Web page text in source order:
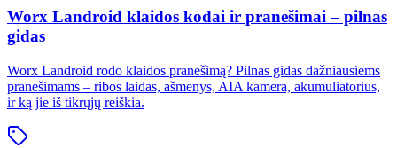
Worx Landroid klaidos kodai ir pranešimai – pilnas
gidas
Worx Landroid rodo klaidos pranešimą? Pilnas gidas dažniausiems
pranešimams – ribos laidas, ašmenys, AIA kamera, akumuliatorius,
ir ką jie iš tikrųjų reiškia.